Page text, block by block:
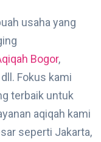
usaha yang
Bogor,
Fokus kami
terbaik untuk
aqiqah kami
seperti Jakarta,